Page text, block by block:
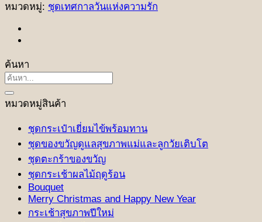
หมวดหมู่: ชุดเทศกาลวันแห่งความรัก
ค้นหา
ค้นหา:
หมวดหมู่สินค้า
ชุดกระเป๋าเยี่ยมไข้พร้อมทาน
ชุดของขวัญดูแลสุขภาพแม่และลูกวัยเติบโต
ชุดตะกร้าของขวัญ
ชุดกระเช้าผลไม้ฤดูร้อน
Bouquet
Merry Christmas and Happy New Year
กระเช้าสุขภาพปีใหม่